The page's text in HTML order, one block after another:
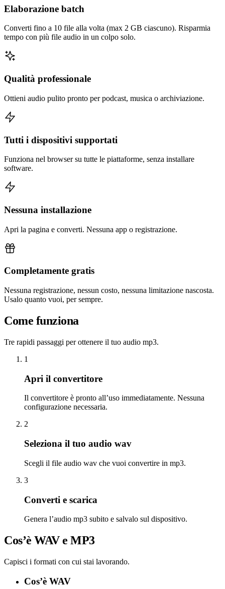
Elaborazione batch
Converti fino a 10 file alla volta (max 2 GB ciascuno). Risparmia
tempo con più file audio in un colpo solo.
Qualità professionale
Ottieni audio pulito pronto per podcast, musica o archiviazione.
Tutti i dispositivi supportati
Funziona nel browser su tutte le piattaforme, senza installare
software.
Nessuna installazione
Apri la pagina e converti. Nessuna app o registrazione.
Completamente gratis
Nessuna registrazione, nessun costo, nessuna limitazione nascosta.
Usalo quanto vuoi, per sempre.
Come funziona
Tre rapidi passaggi per ottenere il tuo audio mp3.
1
Apri il convertitore
Il convertitore è pronto all’uso immediatamente. Nessuna
configurazione necessaria.
2
Seleziona il tuo audio wav
Scegli il file audio wav che vuoi convertire in mp3.
3
Converti e scarica
Genera l’audio mp3 subito e salvalo sul dispositivo.
Cos’è WAV e MP3
Capisci i formati con cui stai lavorando.
Cos’è WAV